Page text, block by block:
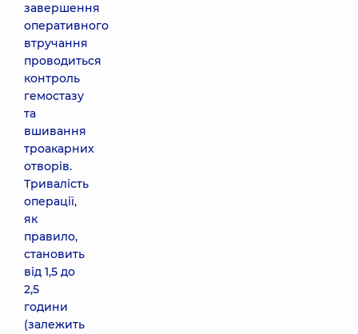
завершення
оперативного
втручання
проводиться
контроль
гемостазу
та
вшивання
троакарних
отворів.
Тривалість
операції,
як
правило,
становить
від 1,5 до
2,5
години
(залежить